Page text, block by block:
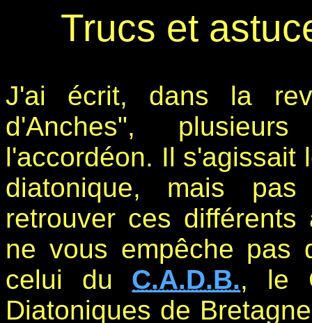
Trucs et
J'ai écrit, dans la
d'Anches",
l'accordéon. Il s'agissait
diatonique, mais
retrouver ces
ne vous empêche pas
celui du C.A.D.B., le
Diatoniques de